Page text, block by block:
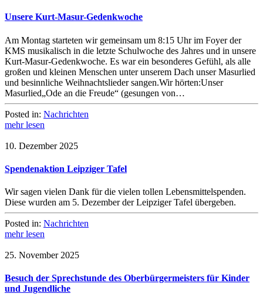
Unsere Kurt-Masur-Gedenkwoche
Am Montag starteten wir gemeinsam um 8:15 Uhr im Foyer der
KMS musikalisch in die letzte Schulwoche des Jahres und in unsere
Kurt-Masur-Gedenkwoche. Es war ein besonderes Gefühl, als alle
großen und kleinen Menschen unter unserem Dach unser Masurlied
und besinnliche Weihnachtslieder sangen.Wir hörten:Unser
Masurlied„Ode an die Freude“ (gesungen von…
Posted in: Nachrichten
mehr lesen
10. Dezember 2025
Spendenaktion Leipziger Tafel
Wir sagen vielen Dank für die vielen tollen Lebensmittelspenden.
Diese wurden am 5. Dezember der Leipziger Tafel übergeben.
Posted in: Nachrichten
mehr lesen
25. November 2025
Besuch der Sprechstunde des Oberbürgermeisters für Kinder
und Jugendliche